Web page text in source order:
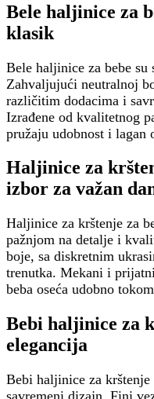
Bele haljinice za
klasik
Bele haljinice za bebe
Zahvaljujući neutralnoj
različitim dodacima i
Izrađene od kvalitetnog
pružaju udobnost i lagan
Haljinice za
izbor za važan
Haljinice za krštenje za
pažnjom na detalje i
boje, sa diskretnim
trenutka. Mekani i
beba oseća udobno
Bebi haljinice za
elegancija
Bebi haljinice za